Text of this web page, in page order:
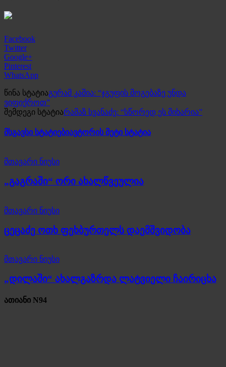
Facebook
Twitter
Google+
Pinterest
WhatsApp
წინა სტატიაგურამ კაშია: “ჯგუფის მოგებაზე უნდა
ვიფიქროთ”
შემდეგი სტატიარამაზ სვანაძე: “სწორედ ეს მიხარია”
მსგავსი სტატიებიავტორის მეტი სტატია
მთავარი ნიუსი
„გაგრაში“ ორი ახალწვეულია
მთავარი ნიუსი
ცეცაძე ოთხ ფეხბურთელს დაემშვიდობა
მთავარი ნიუსი
„დილაში“ ახალგაზრდა ლატვიელი ჩაირიცხა
ათიანი N94